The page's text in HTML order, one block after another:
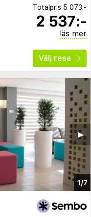
Totalpris 5 073:-
2 537:-
läs mer
Välj resa
1/7
▶︎